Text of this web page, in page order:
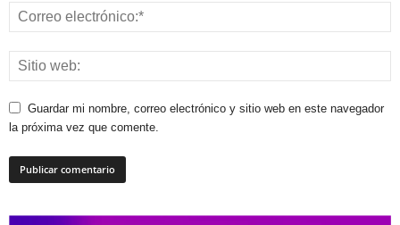
Guardar mi nombre, correo electrónico y sitio web en este navegador
la próxima vez que comente.